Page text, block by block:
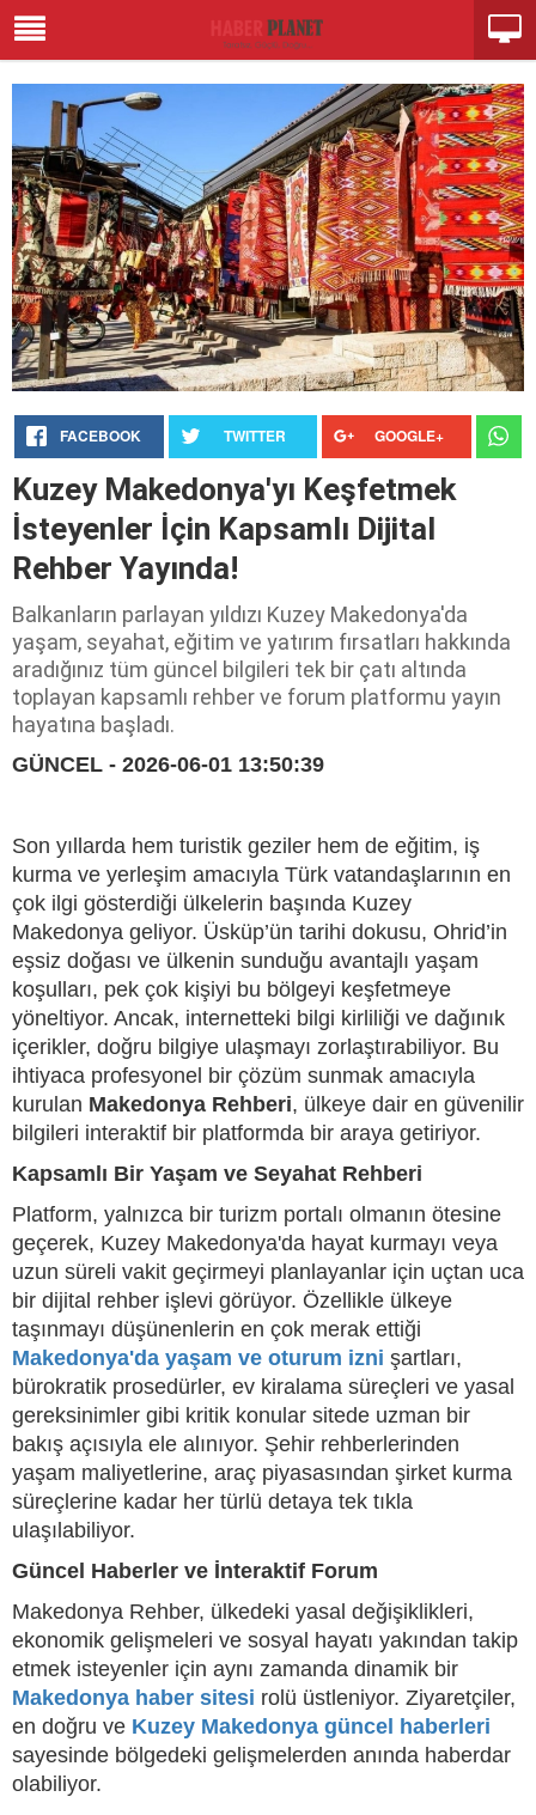
FACEBOOK TWITTER GOOGLE+
Kuzey Makedonya'yı Keşfetmek
İsteyenler İçin Kapsamlı Dijital
Rehber Yayında!
Balkanların parlayan yıldızı Kuzey Makedonya'da
yaşam, seyahat, eğitim ve yatırım fırsatları hakkında
aradığınız tüm güncel bilgileri tek bir çatı altında
toplayan kapsamlı rehber ve forum platformu yayın
hayatına başladı.
GÜNCEL - 2026-06-01 13:50:39
Son yıllarda hem turistik geziler hem de eğitim, iş
kurma ve yerleşim amacıyla Türk vatandaşlarının en
çok ilgi gösterdiği ülkelerin başında Kuzey
Makedonya geliyor. Üsküp’ün tarihi dokusu, Ohrid’in
eşsiz doğası ve ülkenin sunduğu avantajlı yaşam
koşulları, pek çok kişiyi bu bölgeyi keşfetmeye
yöneltiyor. Ancak, internetteki bilgi kirliliği ve dağınık
içerikler, doğru bilgiye ulaşmayı zorlaştırabiliyor. Bu
ihtiyaca profesyonel bir çözüm sunmak amacıyla
kurulan Makedonya Rehberi, ülkeye dair en güvenilir
bilgileri interaktif bir platformda bir araya getiriyor.
Kapsamlı Bir Yaşam ve Seyahat Rehberi
Platform, yalnızca bir turizm portalı olmanın ötesine
geçerek, Kuzey Makedonya'da hayat kurmayı veya
uzun süreli vakit geçirmeyi planlayanlar için uçtan uca
bir dijital rehber işlevi görüyor. Özellikle ülkeye
taşınmayı düşünenlerin en çok merak ettiği
Makedonya'da yaşam ve oturum izni şartları,
bürokratik prosedürler, ev kiralama süreçleri ve yasal
gereksinimler gibi kritik konular sitede uzman bir
bakış açısıyla ele alınıyor. Şehir rehberlerinden
yaşam maliyetlerine, araç piyasasından şirket kurma
süreçlerine kadar her türlü detaya tek tıkla
ulaşılabiliyor.
Güncel Haberler ve İnteraktif Forum
Makedonya Rehber, ülkedeki yasal değişiklikleri,
ekonomik gelişmeleri ve sosyal hayatı yakından takip
etmek isteyenler için aynı zamanda dinamik bir
Makedonya haber sitesi rolü üstleniyor. Ziyaretçiler,
en doğru ve Kuzey Makedonya güncel haberleri
sayesinde bölgedeki gelişmelerden anında haberdar
olabiliyor.